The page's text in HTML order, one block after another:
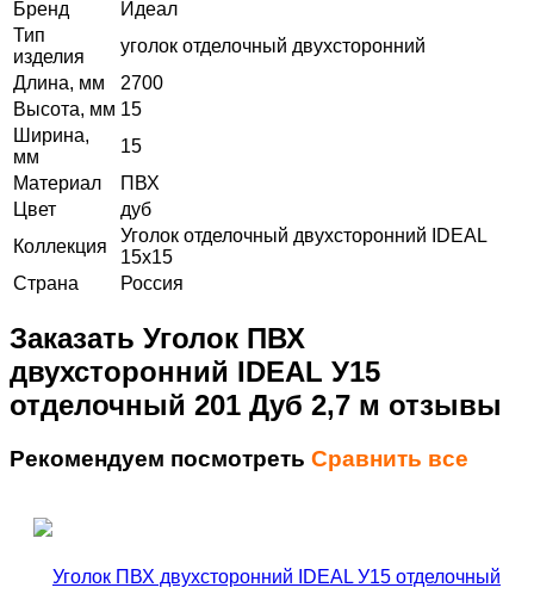
Бренд
Идеал
Тип
изделия
уголок отделочный двухсторонний
Длина, мм
2700
Высота, мм 15
Ширина,
мм
15
Материал
ПВХ
Цвет
дуб
Коллекция
Уголок отделочный двухсторонний IDEAL
15х15
Страна
Россия
Заказать Уголок ПВХ
двухсторонний IDEAL У15
отделочный 201 Дуб 2,7 м отзывы
Рекомендуем посмотреть Сравнить все